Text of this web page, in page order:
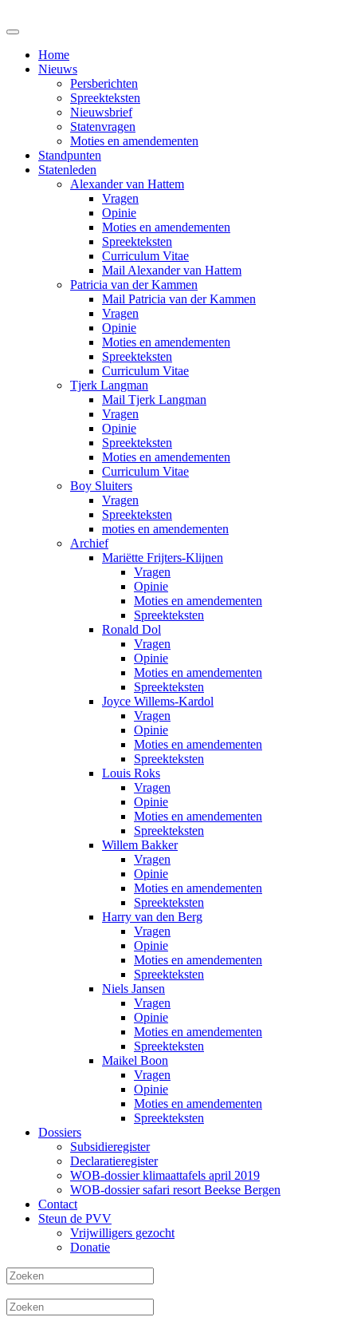
Home
Nieuws
Persberichten
Spreekteksten
Nieuwsbrief
Statenvragen
Moties en amendementen
Standpunten
Statenleden
Alexander van Hattem
Vragen
Opinie
Moties en amendementen
Spreekteksten
Curriculum Vitae
Mail Alexander van Hattem
Patricia van der Kammen
Mail Patricia van der Kammen
Vragen
Opinie
Moties en amendementen
Spreekteksten
Curriculum Vitae
Tjerk Langman
Mail Tjerk Langman
Vragen
Opinie
Spreekteksten
Moties en amendementen
Curriculum Vitae
Boy Sluiters
Vragen
Spreekteksten
moties en amendementen
Archief
Mariëtte Frijters-Klijnen
Vragen
Opinie
Moties en amendementen
Spreekteksten
Ronald Dol
Vragen
Opinie
Moties en amendementen
Spreekteksten
Joyce Willems-Kardol
Vragen
Opinie
Moties en amendementen
Spreekteksten
Louis Roks
Vragen
Opinie
Moties en amendementen
Spreekteksten
Willem Bakker
Vragen
Opinie
Moties en amendementen
Spreekteksten
Harry van den Berg
Vragen
Opinie
Moties en amendementen
Spreekteksten
Niels Jansen
Vragen
Opinie
Moties en amendementen
Spreekteksten
Maikel Boon
Vragen
Opinie
Moties en amendementen
Spreekteksten
Dossiers
Subsidieregister
Declaratieregister
WOB-dossier klimaattafels april 2019
WOB-dossier safari resort Beekse Bergen
Contact
Steun de PVV
Vrijwilligers gezocht
Donatie